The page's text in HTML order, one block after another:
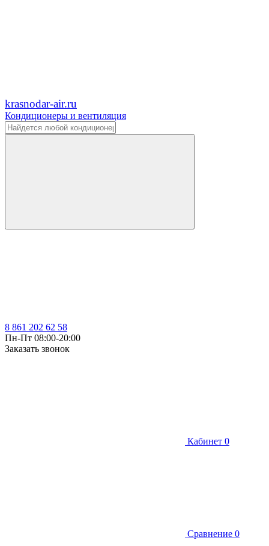
krasnodar-air.ru
Кондиционеры и вентиляция
8 861 202 62 58
Пн-Пт 08:00-20:00
Заказать звонок
Кабинет 0
Сравнение 0